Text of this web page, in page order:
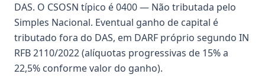
DAS. O CSOSN típico é 0400 — Não tributada pelo
Simples Nacional. Eventual ganho de capital é
tributado fora do DAS, em DARF próprio segundo IN
RFB 2110/2022 (alíquotas progressivas de 15% a
22,5% conforme valor do ganho).